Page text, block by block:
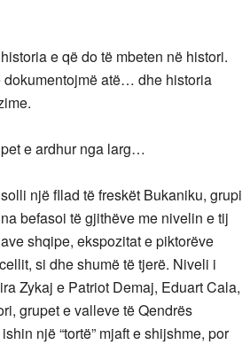
e që do të mbeten në histori.
dokumentojmë atë… dhe historia
e ardhur nga larg…
një fllad të freskët Bukaniku, grupi
befasoi të gjithëve me nivelin e tij
shqipe, ekspozitat e piktorëve
si dhe shumë të tjerë. Niveli i
Zykaj e Patriot Demaj, Eduart Cala,
grupet e valleve të Qendrës
një “tortë” mjaft e shijshme, por